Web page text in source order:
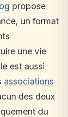
propose
un format
une vie
est aussi
associations
des deux
du